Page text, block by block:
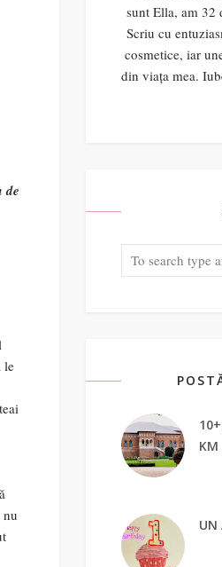
de
le
nu
sunt Ella, am 32
Scriu cu
cosmetice, iar
din viața mea.
KM
UN